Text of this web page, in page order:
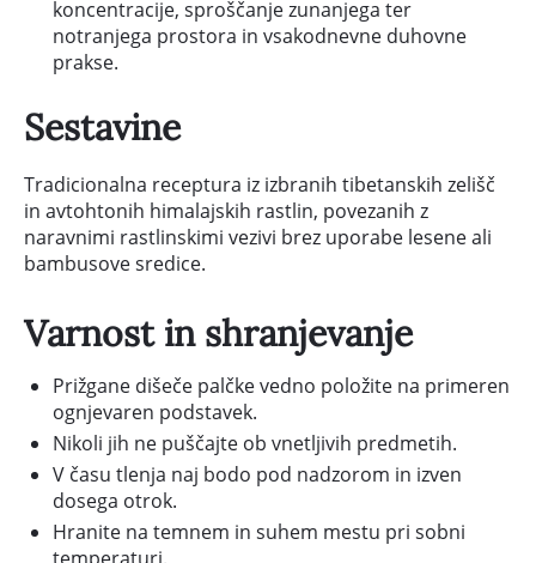
koncentracije, sproščanje zunanjega ter
notranjega prostora in vsakodnevne duhovne
prakse.
Sestavine
Tradicionalna receptura iz izbranih tibetanskih zelišč
in avtohtonih himalajskih rastlin, povezanih z
naravnimi rastlinskimi vezivi brez uporabe lesene ali
bambusove sredice.
Varnost in shranjevanje
Prižgane dišeče palčke vedno položite na primeren
ognjevaren podstavek.
Nikoli jih ne puščajte ob vnetljivih predmetih.
V času tlenja naj bodo pod nadzorom in izven
dosega otrok.
Hranite na temnem in suhem mestu pri sobni